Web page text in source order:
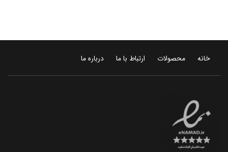
خانه محصولات ارتباط با ما درباره ما